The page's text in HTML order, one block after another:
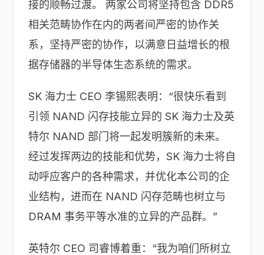
接的顺畅过渡。 两家公司将坚持包含 DDR5
相关范畴协作在内的两者间严密的协作关
系，坚持严密的协作，以满意日益增长的根
据存储器的半导体生态系统的需求。
SK 海力士 CEO 李锡熙表明：“很快乐看到
引领 NAND 闪存技能立异的 SK 海力士及英
特尔 NAND 部门将一起发明簇新的未来。
经过发挥两边的技能和优势，SK 海力士将自
动呼应客户的各种需求，并优化本公司的企
业结构，进而在 NAND 闪存范畴也树立与
DRAM 事务平等水准的立异的产品群。”
英特尔 CEO 司睿博着重：“我为咱们所树立